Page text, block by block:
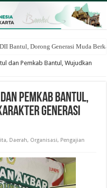
Bantul, Dorong Generasi Muda
dan Pemkab Bantul, Wujudkan
Pemkab Bantul,
Generasi
, Daerah, Organisasi, Pengajian